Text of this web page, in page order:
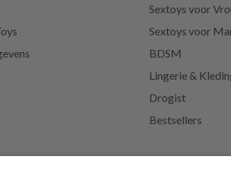
Sextoys voor
Sextoys voor
BDSM
Lingerie &
Drogist
Bestsellers